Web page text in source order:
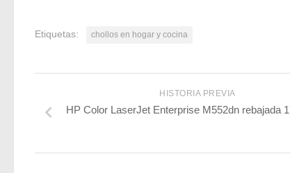
Etiquetas: chollos en hogar y cocina
HISTORIA PREVIA
HP Color LaserJet Enterprise M552dn rebajada